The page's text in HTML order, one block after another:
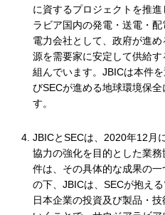
に資するプロジェクトを推
ラビア国内の発電・送電・
電力会社として、政府が進
源を需要家に安定して供給
組んでいます。JBICは本件
びSECが進める地球環境保
す。
JBICとSECは、2020年12月
協力の強化を目的とした業
件は、その具体的な成果の
の下、JBICは、SECが抱え
日本企業の投資及び製品・